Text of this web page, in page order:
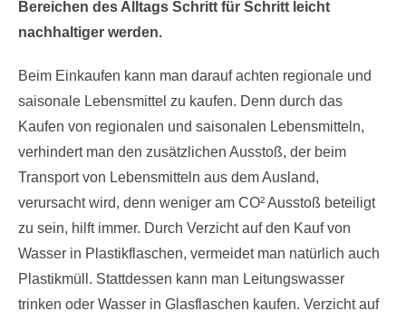
Bereichen des Alltags Schritt für Schritt leicht
nachhaltiger werden.
Beim Einkaufen kann man darauf achten regionale und
saisonale Lebensmittel zu kaufen. Denn durch das
Kaufen von regionalen und saisonalen Lebensmitteln,
verhindert man den zusätzlichen Ausstoß, der beim
Transport von Lebensmitteln aus dem Ausland,
verursacht wird, denn weniger am CO² Ausstoß beteiligt
zu sein, hilft immer. Durch Verzicht auf den Kauf von
Wasser in Plastikflaschen, vermeidet man natürlich auch
Plastikmüll. Stattdessen kann man Leitungswasser
trinken oder Wasser in Glasflaschen kaufen. Verzicht auf